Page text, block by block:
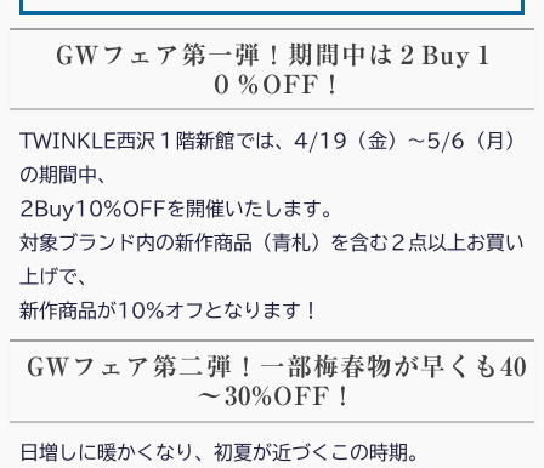
GWフェア第一弾！期間中は２Buy１
０％OFF！
TWINKLE西沢１階新館では、4/19（金）～5/6（月）
の期間中、
2Buy10%OFFを開催いたします。
対象ブランド内の新作商品（青札）を含む２点以上お買い
上げで、
新作商品が10%オフとなります！
GWフェア第二弾！一部梅春物が早くも40
～30%OFF！
日増しに暖かくなり、初夏が近づくこの時期。